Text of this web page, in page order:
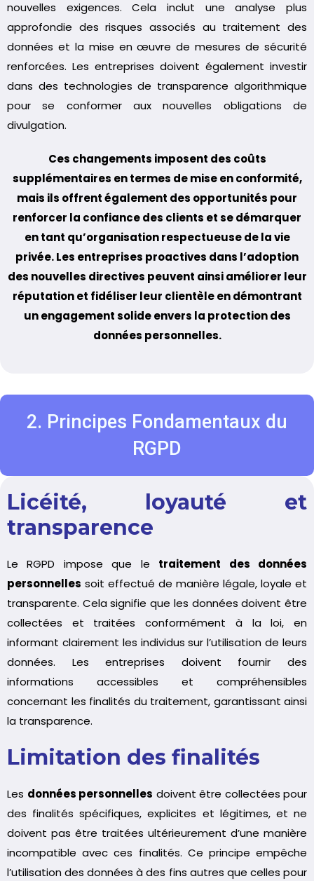
nouvelles exigences. Cela inclut une analyse plus
approfondie des risques associés au traitement des
données et la mise en œuvre de mesures de sécurité
renforcées. Les entreprises doivent également investir
dans des technologies de transparence algorithmique
pour se conformer aux nouvelles obligations de
divulgation.
Ces changements imposent des coûts
supplémentaires en termes de mise en conformité,
mais ils offrent également des opportunités pour
renforcer la confiance des clients et se démarquer
en tant qu’organisation respectueuse de la vie
privée. Les entreprises proactives dans l’adoption
des nouvelles directives peuvent ainsi améliorer leur
réputation et fidéliser leur clientèle en démontrant
un engagement solide envers la protection des
données personnelles.
2. Principes Fondamentaux du
RGPD
Licéité, loyauté et
transparence
Le RGPD impose que le traitement des données
personnelles soit effectué de manière légale, loyale et
transparente. Cela signifie que les données doivent être
collectées et traitées conformément à la loi, en
informant clairement les individus sur l’utilisation de leurs
données. Les entreprises doivent fournir des
informations accessibles et compréhensibles
concernant les finalités du traitement, garantissant ainsi
la transparence.
Limitation des finalités
Les données personnelles doivent être collectées pour
des finalités spécifiques, explicites et légitimes, et ne
doivent pas être traitées ultérieurement d’une manière
incompatible avec ces finalités. Ce principe empêche
l’utilisation des données à des fins autres que celles pour